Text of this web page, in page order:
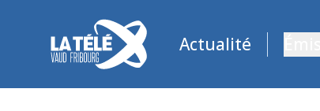
La Télé - Télévision régionale Vaud et Fribourg
Actualité